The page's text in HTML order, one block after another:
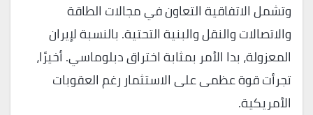
وتشمل الاتفاقية التعاون في مجالات الطاقة
والاتصالات والنقل والبنية التحتية. بالنسبة لإيران
المعزولة، بدا الأمر بمثابة اختراق دبلوماسي. أخيرًا،
تجرأت قوة عظمى على الاستثمار رغم العقوبات
الأمريكية.